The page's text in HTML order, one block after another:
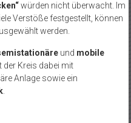
würden nicht überwacht. Im
Verstöße festgestellt, können
werden.
und mobile
der Kreis dabei mit
Anlage sowie ein
.